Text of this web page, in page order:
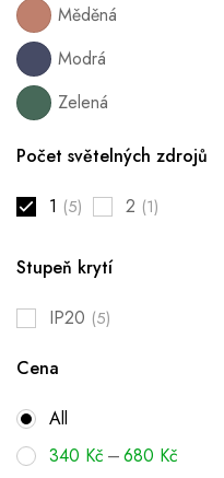
Měděná
Modrá
Zelená
Počet světelných zdrojů
1 (5) 2 (1)
Stupeň krytí
IP20 (5)
Cena
All
340 Kč –680 Kč